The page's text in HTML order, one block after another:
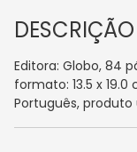
Editora: Globo, 84
formato: 13.5 x
Português, produto